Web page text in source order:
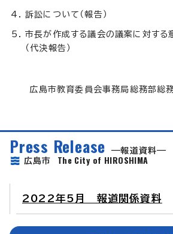
訴訟について（報告）
市長が作成する議会の議案に対する
（代決報告）
広島市教育委員会事務局総務部
Press Release
報道資料
広島市 The City of HIROSHIMA
2022年5月 報道関係資料